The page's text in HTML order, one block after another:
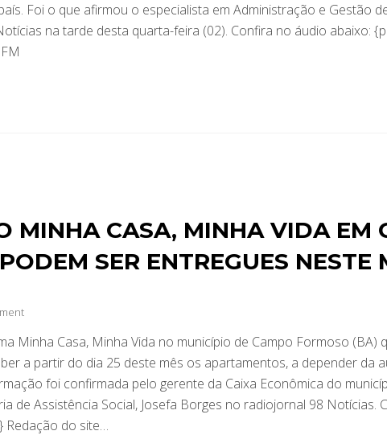
Foi o que afirmou o especialista em Administração e Gestão
na tarde desta quarta-feira (02). Confira no áudio abaixo:
MINHA CASA, MINHA VIDA EM
SER ENTREGUES NESTE
Minha Casa, Minha Vida no município de Campo Formoso (BA)
a partir do dia 25 deste mês os apartamentos, a depender da
foi confirmada pelo gerente da Caixa Econômica do
de Assistência Social, Josefa Borges no radiojornal 98 Notícias.
Redação do site…